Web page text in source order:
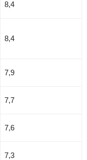
8,4
8,4
7,9
7,7
7,6
7,3